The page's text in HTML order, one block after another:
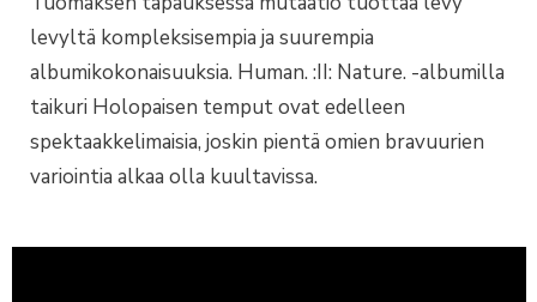
levyltä kompleksisempia ja suurempia
albumikokonaisuuksia. Human. :II: Nature. -albumilla
taikuri Holopaisen temput ovat edelleen
spektaakkelimaisia, joskin pientä omien bravuurien
variointia alkaa olla kuultavissa.